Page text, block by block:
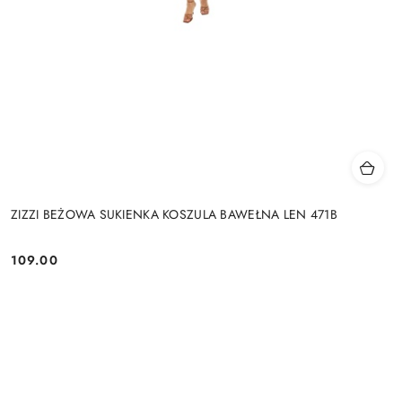
ZIZZI BEŻOWA SUKIENKA KOSZULA BAWEŁNA LEN 471B
Cena:
109.00